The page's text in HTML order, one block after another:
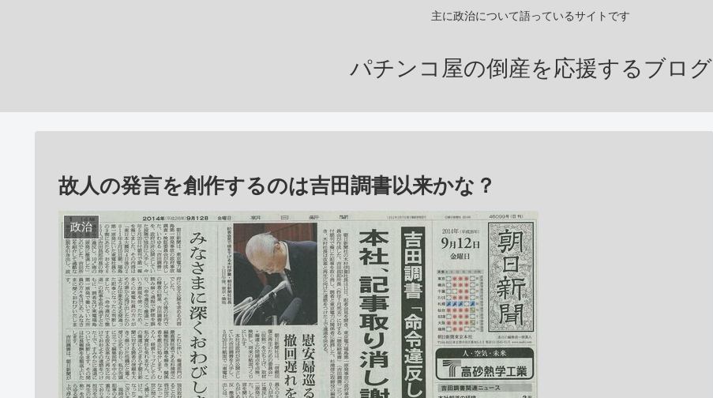
主に政治について語っているサイトです
パチンコ屋の倒産を応援するブログ
故人の発言を創作するのは吉田調書以来かな？
政治